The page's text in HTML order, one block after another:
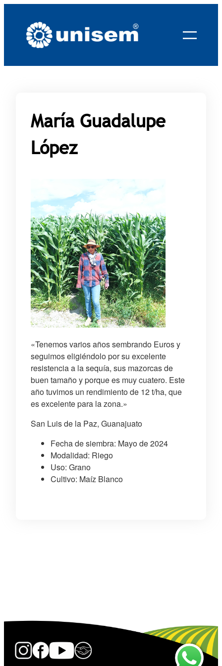
contenido
María Guadalupe
López
«Tenemos varios años sembrando Euros y
seguimos eligiéndolo por su excelente
resistencia a la sequía, sus mazorcas de
buen tamaño y porque es muy cuatero. Este
año tuvimos un rendimiento de 12 t/ha, que
es excelente para la zona.»
San Luis de la Paz, Guanajuato
Fecha de siembra: Mayo de 2024
Modalidad: Riego
Uso: Grano
Cultivo: Maíz Blanco